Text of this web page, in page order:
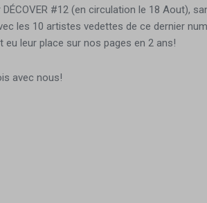
#12 (en circulation le 18 Aout),
les 10 artistes vedettes de ce dernier
leur place sur nos pages en 2 ans!
avec nous!